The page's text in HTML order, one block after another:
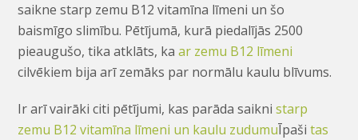
saikne starp zemu B12 vitamīna līmeni un šo
baismīgo slimību. Pētījumā, kurā piedalījās 2500
pieaugušo, tika atklāts, kaar zemu B12 līmeni
cilvēkiem bija arī zemāks par normālu kaulu blīvums.
Ir arī vairāki citi pētījumi, kas parāda saiknistarp
zemu B12 vitamīna līmeni un kaulu zudumuĪpašitas